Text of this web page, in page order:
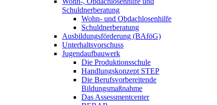
Schuldnerberatung
Wohn- und Obdachlosenhilfe
Schuldnerberatung
Ausbildungsförderung (BAföG)
Unterhaltsvorschuss
Jugendaufbauwerk
Die Produktionsschule
Handlungskonzept STEP
Die Berufsvorbereitende
Bildungsmaßnahme
Das Assessmentcenter